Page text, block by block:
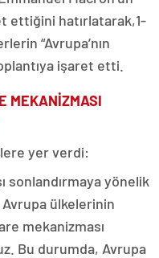
ettiğini hatırlatarak,1-
“Avrupa’nın
işaret etti.
MEKANİZMASI
yer verdi:
sonlandırmaya yönelik
ülkelerinin
mekanizması
Bu durumda, Avrupa